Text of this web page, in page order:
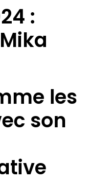
:
les
son